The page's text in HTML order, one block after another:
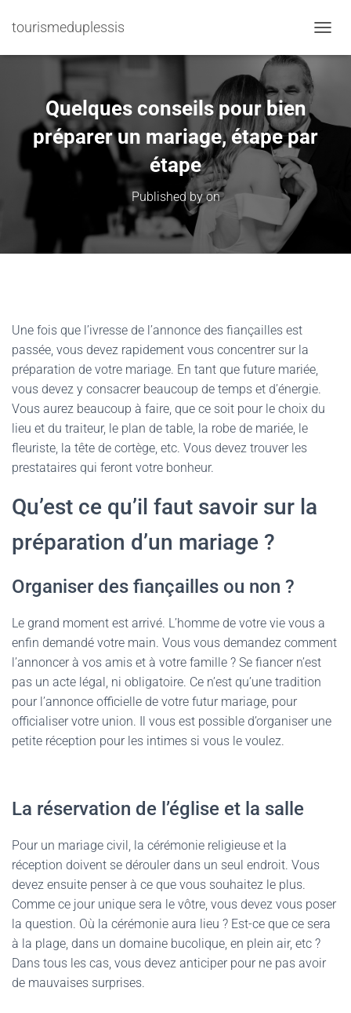
tourismeduplessis
Quelques conseils pour bien
préparer un mariage, étape par
étape
Published byon
Une fois que l’ivresse de l’annonce des fiançailles est
passée, vous devez rapidement vous concentrer sur la
préparation de votre mariage. En tant que future mariée,
vous devez y consacrer beaucoup de temps et d’énergie.
Vous aurez beaucoup à faire, que ce soit pour le choix du
lieu et du traiteur, le plan de table, la robe de mariée, le
fleuriste, la tête de cortège, etc. Vous devez trouver les
prestataires qui feront votre bonheur.
Qu’est ce qu’il faut savoir sur la
préparation d’un mariage ?
Organiser des fiançailles ou non ?
Le grand moment est arrivé. L’homme de votre vie vous a
enfin demandé votre main. Vous vous demandez comment
l’annoncer à vos amis et à votre famille ? Se fiancer n’est
pas un acte légal, ni obligatoire. Ce n’est qu’une tradition
pour l’annonce officielle de votre futur mariage, pour
officialiser votre union. Il vous est possible d’organiser une
petite réception pour les intimes si vous le voulez.
La réservation de l’église et la salle
Pour un mariage civil, la cérémonie religieuse et la
réception doivent se dérouler dans un seul endroit. Vous
devez ensuite penser à ce que vous souhaitez le plus.
Comme ce jour unique sera le vôtre, vous devez vous poser
la question. Où la cérémonie aura lieu ? Est-ce que ce sera
à la plage, dans un domaine bucolique, en plein air, etc ?
Dans tous les cas, vous devez anticiper pour ne pas avoir
de mauvaises surprises.